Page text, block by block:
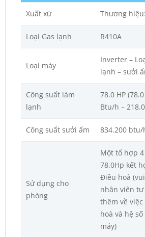
Xuất xứ Thương
Loại Gas lạnh R410A
Loại máy
Inverter –
lạnh – sưởi
Công suất làm
lạnh
78.0 HP
Btu/h –
Công suất sưởi ấm 834.200 btu/
Sử dụng cho
phòng
Một tổ hợp
78.0Hp kết
Điều hoà
nhân viên
thêm về
hoà và hệ
máy)